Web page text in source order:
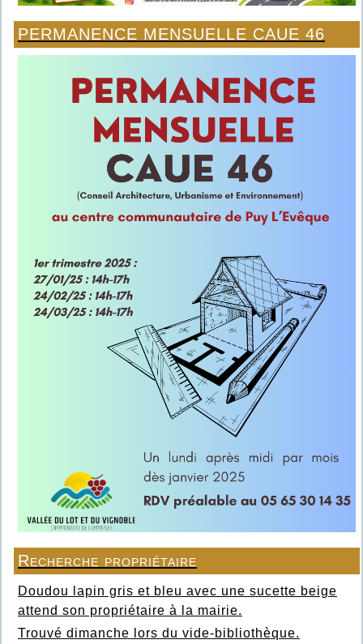
PERMANENCE MENSUELLE CAUE 46
Recherche propriétaire
Doudou lapin gris et bleu avec une sucette beige
attend son propriétaire à la mairie.
Trouvé dimanche lors du vide-bibliothèque.